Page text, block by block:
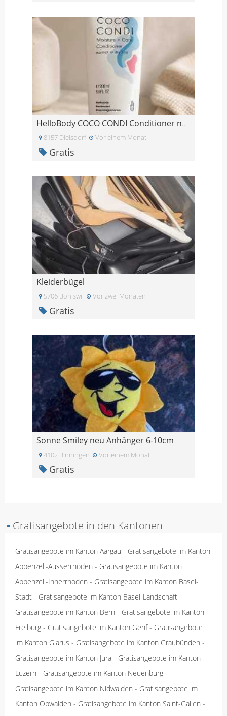
HelloBody COCO CONDI Conditioner neu & OVP (200 m
8157 Dielsdorf Vor einem Monat
Gratis
Kleiderbügel
5706 Boniswil Vor zwei Monaten
Gratis
Sonne Smiley neu Anhänger 6-10cm
4102 Binningen Vor einem Monat
Gratis
▪ Gratisangebote in den Kantonen
Gratisangebote im Kanton Aargau - Gratisangebote im Kanton
Appenzell-Ausserrhoden - Gratisangebote im Kanton
Appenzell-Innerrhoden - Gratisangebote im Kanton Basel-
Stadt - Gratisangebote im Kanton Basel-Landschaft -
Gratisangebote im Kanton Bern - Gratisangebote im Kanton
Freiburg - Gratisangebote im Kanton Genf- Gratisangebote
im Kanton Glarus - Gratisangebote im Kanton Graubünden -
Gratisangebote im Kanton Jura - Gratisangebote im Kanton
Luzern - Gratisangebote im Kanton Neuenburg -
Gratisangebote im Kanton Nidwalden - Gratisangebote im
Kanton Obwalden - Gratisangebote im Kanton Saint-Gallen -